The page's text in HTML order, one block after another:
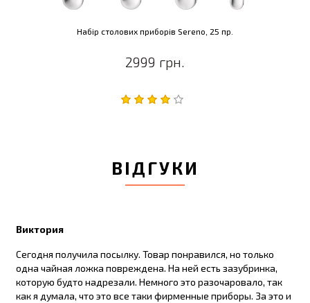
Набір столових приборів Sereno, 25 пр.
2999 грн.
ВІДГУКИ
Виктория
Сегодня получила посылку. Товар понравился, но только
одна чайная ложка повреждена. На ней есть зазубринка,
которую будто надрезали. Немного это разочаровало, так
как я думала, что это все таки фирменные приборы. За это и